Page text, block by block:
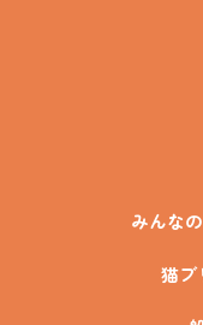
みんな
猫ブ